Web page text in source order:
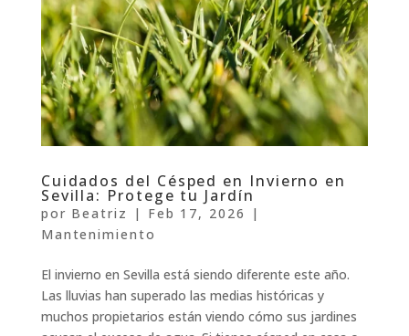
Cuidados del Césped en Invierno en
Sevilla: Protege tu Jardín
por Beatriz | Feb 17, 2026
|
Mantenimiento
El invierno en Sevilla está siendo diferente este año.
Las lluvias han superado las medias históricas y
muchos propietarios están viendo cómo sus jardines